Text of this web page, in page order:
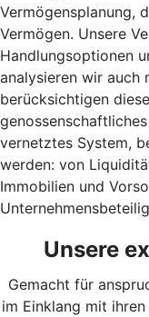
Vermögensplanung,
Vermögen. Unsere
Handlungsoptionen
analysieren wir auch
berücksichtigen
vernetztes System,
werden: von
Immobilien und
Unsere
Gemacht für
im Einklang mit